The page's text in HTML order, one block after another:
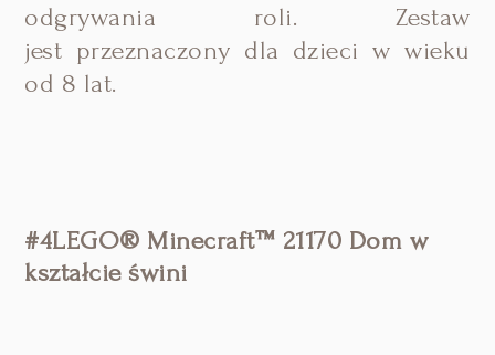
odgrywania roli. Zestaw
jest przeznaczony dla dzieci w wieku
od 8 lat.
#4LEGO® Minecraft™ 21170 Dom w
kształcie świni